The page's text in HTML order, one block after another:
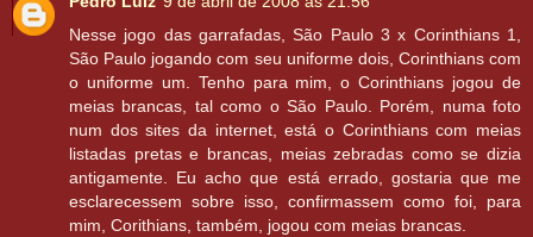
Nesse jogo das garrafadas, São Paulo 3 x Corinthians 1,
São Paulo jogando com seu uniforme dois, Corinthians com
o uniforme um. Tenho para mim, o Corinthians jogou de
meias brancas, tal como o São Paulo. Porém, numa foto
num dos sites da internet, está o Corinthians com meias
listadas pretas e brancas, meias zebradas como se dizia
antigamente. Eu acho que está errado, gostaria que me
esclarecessem sobre isso, confirmassem como foi, para
mim, Corithians, também, jogou com meias brancas.